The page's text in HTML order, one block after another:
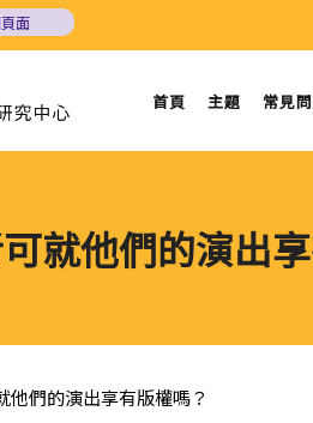
面
首頁 主題 常見
就他們的演出
他們的演出享有版權嗎？